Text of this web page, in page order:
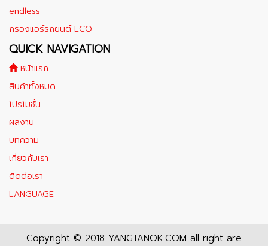
endless
กรองแอร์รถยนต์ ECO
QUICK NAVIGATION
หน้าแรก
สินค้าทั้งหมด
โปรโมชั่น
ผลงาน
บทความ
เกี่ยวกับเรา
ติดต่อเรา
LANGUAGE
Copyright © 2018 YANGTANOK.COM all right are